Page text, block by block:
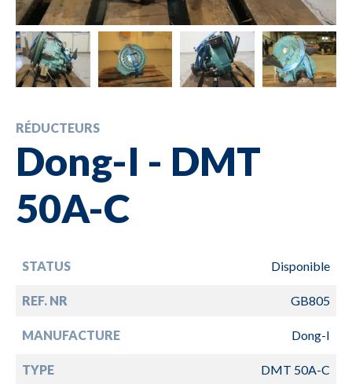
RÉDUCTEURS
Dong-I - DMT
50A-C
STATUS Disponible
REF. NR GB805
MANUFACTURE Dong-I
TYPE DMT 50A-C